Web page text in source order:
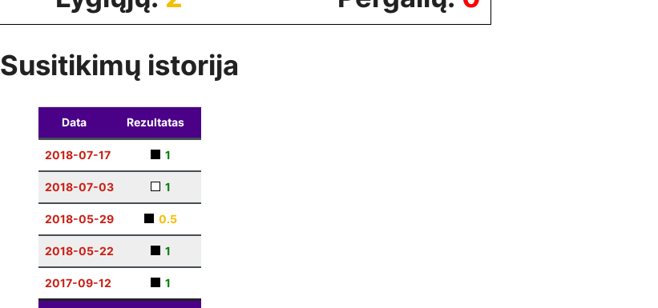
Susitikimų istorija
Data Rezultatas
2018-07-17 1
2018-07-03 1
2018-05-29 0.5
2018-05-22 1
2017-09-12 1